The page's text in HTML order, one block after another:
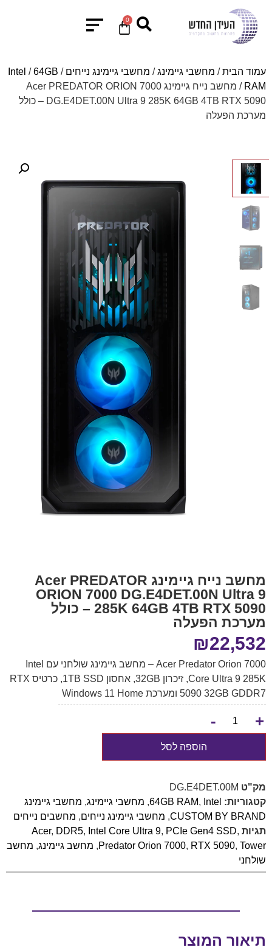
0
עמוד הבית/ מחשבי גיימינג/ מחשבי גיימינג נייחים /
Intel /64GB
RAM
/ מחשב נייח גיימינג Acer PREDATOR ORION 7000
DG.E4DET.00N Ultra 9 285K 64GB 4TB RTX 5090 – כולל
מערכת הפעלה
מחשב נייח גיימינג Acer PREDATOR
ORION 7000 DG.E4DET.00N Ultra 9
285K 64GB 4TB RTX 5090 – כולל
מערכת הפעלה
₪22,532
Acer Predator Orion 7000 – מחשב גיימינג שולחני עם Intel
Core Ultra 9 285K, זיכרון 32GB, אחסון 1TB SSD, כרטיס RTX
5090 32GB GDDR7 ומערכת Windows 11 Home
+
-
הוספה לסל
מק"ט DG.E4DET.00M
קטגוריות:
64GB RAM, Intel
, מחשבי גיימינג, מחשבי גיימינג
CUSTOM BY BRAND
, מחשבי גיימינג נייחים, מחשבים נייחים
תגיות
Acer, DDR5, Intel Core Ultra 9, PCIe Gen4 SSD,
Predator Orion 7000, RTX 5090, Tower
, מחשב גיימינג, מחשב
שולחני
תיאור המוצר